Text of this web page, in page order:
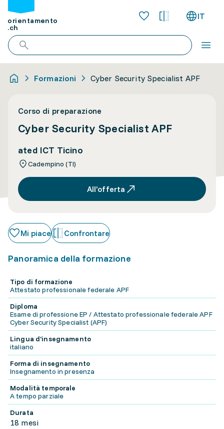
orientamento
.ch
IT
Formazioni Cyber Security Specialist APF
Corso di preparazione
Cyber Security Specialist APF
ated ICT Ticino
Cadempino (TI)
All’offerta
Mi piace Confrontare
Panoramica della formazione
Tipo di formazione
Attestato professionale federale APF
Diploma
Esame di professione EP / Attestato professionale federale APF
Cyber Security Specialist (APF)
Lingua d'insegnamento
italiano
Forma di insegnamento
Insegnamento in presenza
Modalità temporale
A tempo parziale
Durata
18 mesi